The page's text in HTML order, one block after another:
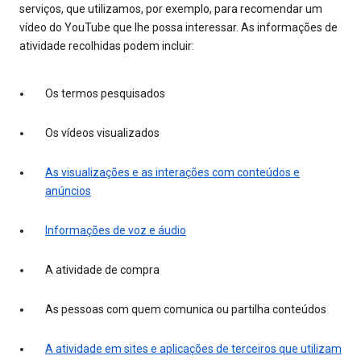
serviços, que utilizamos, por exemplo, para recomendar um
vídeo do YouTube que lhe possa interessar. As informações de
atividade recolhidas podem incluir:
Os termos pesquisados
Os vídeos visualizados
As visualizações e as interações com conteúdos e
anúncios
Informações de voz e áudio
A atividade de compra
As pessoas com quem comunica ou partilha conteúdos
A atividade em sites e aplicações de terceiros que utilizam